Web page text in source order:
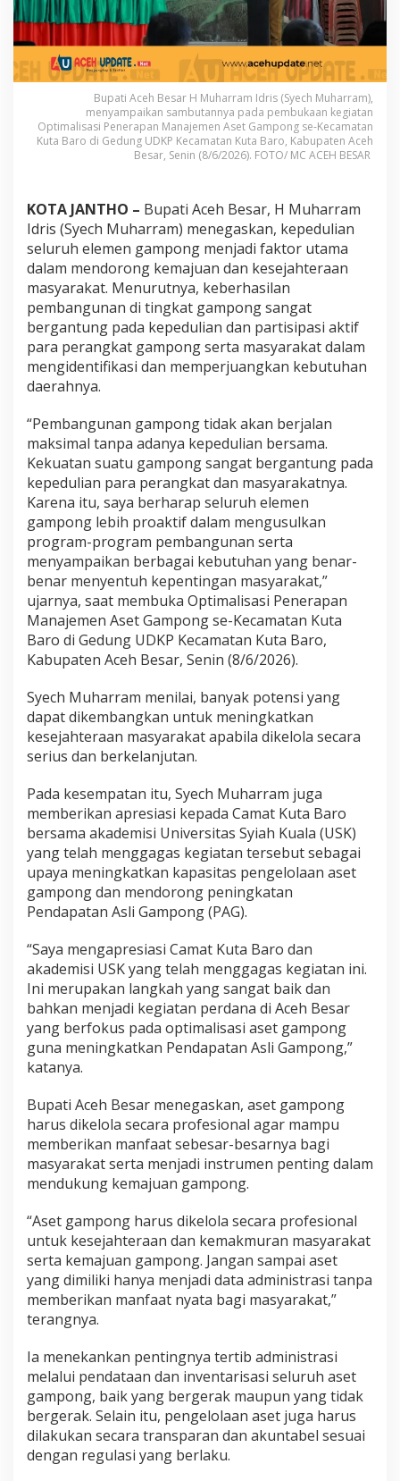
k
a
n
P
t
i
n
g
a
K
e
p
e
d
u
l
i
a
n
a
m
M
e
m
b
a
n
g
u
n
G
a
m
p
o
g
Bupati Aceh Besar H Muharram Idris (Syech Muharram),
menyampaikan sambutannya pada pembukaan kegiatan
Optimalisasi Penerapan Manajemen Aset Gampong se-Kecamatan
Kuta Baro di Gedung UDKP Kecamatan Kuta Baro, Kabupaten Aceh
Besar, Senin (8/6/2026). FOTO/ MC ACEH BESAR
KOTA JANTHO – Bupati Aceh Besar, H Muharram
Idris (Syech Muharram) menegaskan, kepedulian
seluruh elemen gampong menjadi faktor utama
dalam mendorong kemajuan dan kesejahteraan
masyarakat. Menurutnya, keberhasilan
pembangunan di tingkat gampong sangat
bergantung pada kepedulian dan partisipasi aktif
para perangkat gampong serta masyarakat dalam
mengidentifikasi dan memperjuangkan kebutuhan
daerahnya.
“Pembangunan gampong tidak akan berjalan
maksimal tanpa adanya kepedulian bersama.
Kekuatan suatu gampong sangat bergantung pada
kepedulian para perangkat dan masyarakatnya.
Karena itu, saya berharap seluruh elemen
gampong lebih proaktif dalam mengusulkan
program-program pembangunan serta
menyampaikan berbagai kebutuhan yang benar-
benar menyentuh kepentingan masyarakat,”
ujarnya, saat membuka Optimalisasi Penerapan
Manajemen Aset Gampong se-Kecamatan Kuta
Baro di Gedung UDKP Kecamatan Kuta Baro,
Kabupaten Aceh Besar, Senin (8/6/2026).
Syech Muharram menilai, banyak potensi yang
dapat dikembangkan untuk meningkatkan
kesejahteraan masyarakat apabila dikelola secara
serius dan berkelanjutan.
Pada kesempatan itu, Syech Muharram juga
memberikan apresiasi kepada Camat Kuta Baro
bersama akademisi Universitas Syiah Kuala (USK)
yang telah menggagas kegiatan tersebut sebagai
upaya meningkatkan kapasitas pengelolaan aset
gampong dan mendorong peningkatan
Pendapatan Asli Gampong (PAG).
“Saya mengapresiasi Camat Kuta Baro dan
akademisi USK yang telah menggagas kegiatan ini.
Ini merupakan langkah yang sangat baik dan
bahkan menjadi kegiatan perdana di Aceh Besar
yang berfokus pada optimalisasi aset gampong
guna meningkatkan Pendapatan Asli Gampong,”
katanya.
Bupati Aceh Besar menegaskan, aset gampong
harus dikelola secara profesional agar mampu
memberikan manfaat sebesar-besarnya bagi
masyarakat serta menjadi instrumen penting dalam
mendukung kemajuan gampong.
“Aset gampong harus dikelola secara profesional
untuk kesejahteraan dan kemakmuran masyarakat
serta kemajuan gampong. Jangan sampai aset
yang dimiliki hanya menjadi data administrasi tanpa
memberikan manfaat nyata bagi masyarakat,”
terangnya.
Ia menekankan pentingnya tertib administrasi
melalui pendataan dan inventarisasi seluruh aset
gampong, baik yang bergerak maupun yang tidak
bergerak. Selain itu, pengelolaan aset juga harus
dilakukan secara transparan dan akuntabel sesuai
dengan regulasi yang berlaku.